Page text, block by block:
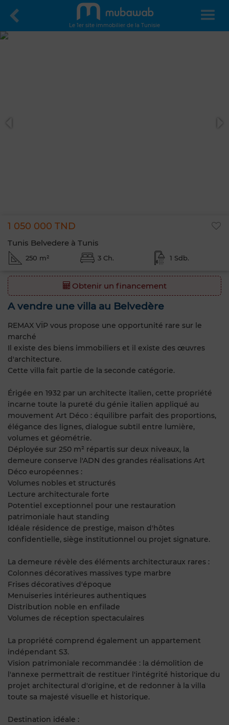
Le 1er site immobilier de la Tunisie
1 050 000 TND
Tunis Belvedere à Tunis
250 m² 3 Ch. 1 Sdb.
Obtenir un financement
A vendre une villa au Belvedère
REMAX VÏP vous propose une opportunité rare sur le
marché
Il existe des biens immobiliers et il existe des œuvres
d'architecture.
Cette villa fait partie de la seconde catégorie.
Érigée en 1932 par un architecte italien, cette propriété
incarne toute la pureté du génie italien appliqué au
mouvement Art Déco : équilibre parfait des proportions,
élégance des lignes, dialogue subtil entre lumière,
volumes et géométrie.
Déployée sur 250 m² répartis sur deux niveaux, la
demeure conserve l'ADN des grandes réalisations Art
Déco européennes :
Volumes nobles et structurés
Lecture architecturale forte
Potentiel exceptionnel pour une restauration
patrimoniale haut standing
Idéale résidence de prestige, maison d'hôtes
confidentielle, siège institutionnel ou projet signature.
La demeure révèle des éléments architecturaux rares :
Colonnes décoratives massives type marbre
Frises décoratives d'époque
Menuiseries intérieures authentiques
Distribution noble en enfilade
Volumes de réception spectaculaires
La propriété comprend également un appartement
indépendant S3.
Vision patrimoniale recommandée : la démolition de
l'annexe permettrait de restituer l'intégrité historique du
projet architectural d'origine, et de redonner à la villa
toute sa majesté visuelle et historique.
Destination idéale :